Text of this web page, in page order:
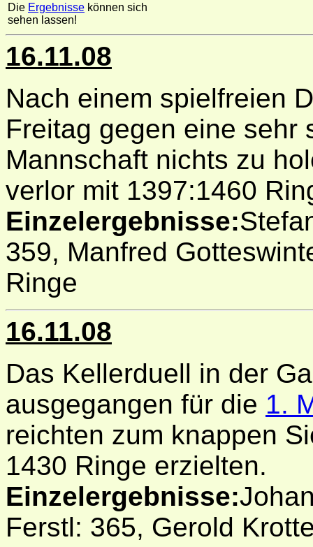
Die Ergebnisse können sich
sehen lassen!
16.11.08
Nach einem spielfreien
Freitag gegen eine sehr
Mannschaft nichts zu
verlor mit 1397:1460
Einzelergebnisse:
359, Manfred
Ringe
16.11.08
Das Kellerduell in der
ausgegangen für die 1.
reichten zum knappen
1430 Ringe erzielten.
Einzelergebnisse:
Ferstl: 365, Gerold